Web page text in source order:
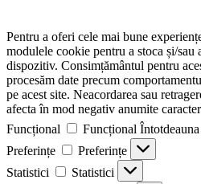
Pentru a oferi cele mai bune
modulele cookie pentru a stoca și/sau
dispozitiv. Consimțământul pentru
procesăm date precum
pe acest site. Neacordarea sau
afecta în mod negativ anumite
Funcțional
Funcțional
Preferințe
Preferințe
Statistici
Statistici